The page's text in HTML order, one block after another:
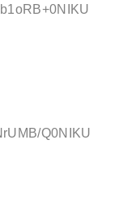
Q0NIKU